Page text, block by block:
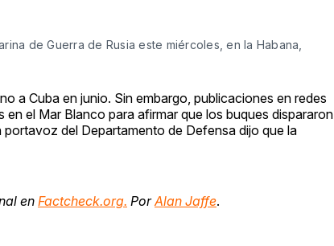
de Guerra de Rusia este miércoles, en la Habana,
a Cuba en junio. Sin embargo, publicaciones en redes
el Mar Blanco para afirmar que los buques dispararon
del Departamento de Defensa dijo que la
en Factcheck.org. Por Alan Jaffe.